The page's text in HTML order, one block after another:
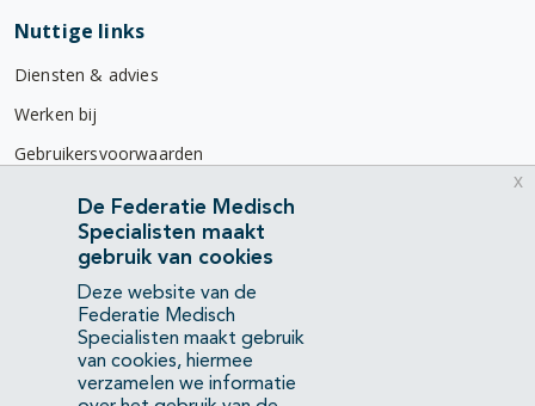
Nuttige links
Diensten & advies
Werken bij
Gebruikersvoorwaarden
Privacyverklaring
Contact
Mercatorlaan 1200
3528 BL Utrecht
(088) 505 34 34
De Federatie Medisch
Specialisten maakt
gebruik van cookies
Deze website van de
Federatie Medisch
Specialisten maakt gebruik
van cookies, hiermee
verzamelen we informatie
x